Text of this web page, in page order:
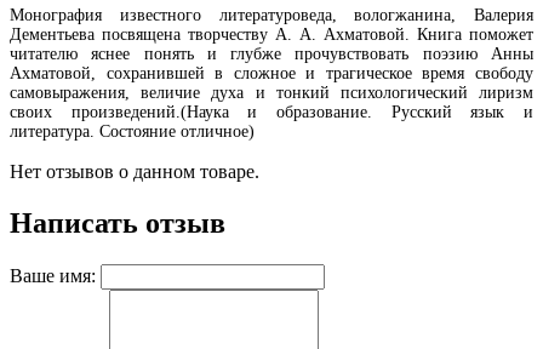
Монография известного литературоведа, вологжанина, Валерия
Дементьева посвящена творчеству А. А. Ахматовой. Книга поможет
читателю яснее понять и глубже прочувствовать поэзию Анны
Ахматовой, сохранившей в сложное и трагическое время свободу
самовыражения, величие духа и тонкий психологический лиризм
своих произведений.(Наука и образование. Русский язык и
литература. Состояние отличное)
Нет отзывов о данном товаре.
Написать отзыв
Ваше имя: